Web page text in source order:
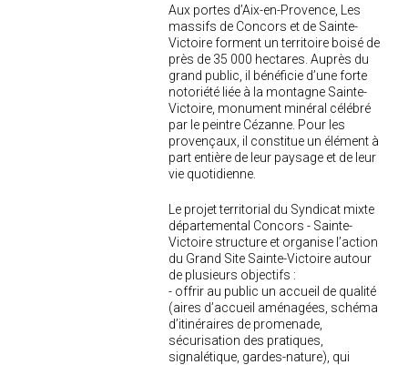
Aux portes d’Aix-en-Provence, Les
massifs de Concors et de Sainte-
Victoire forment un territoire boisé de
près de 35 000 hectares. Auprès du
grand public, il bénéficie d’une forte
notoriété liée à la montagne Sainte-
Victoire, monument minéral célébré
par le peintre Cézanne. Pour les
provençaux, il constitue un élément à
part entière de leur paysage et de leur
vie quotidienne.
Le projet territorial du Syndicat mixte
départemental Concors - Sainte-
Victoire structure et organise l’action
du Grand Site Sainte-Victoire autour
de plusieurs objectifs :
- offrir au public un accueil de qualité
(aires d’accueil aménagées, schéma
d’itinéraires de promenade,
sécurisation des pratiques,
signalétique, gardes-nature), qui